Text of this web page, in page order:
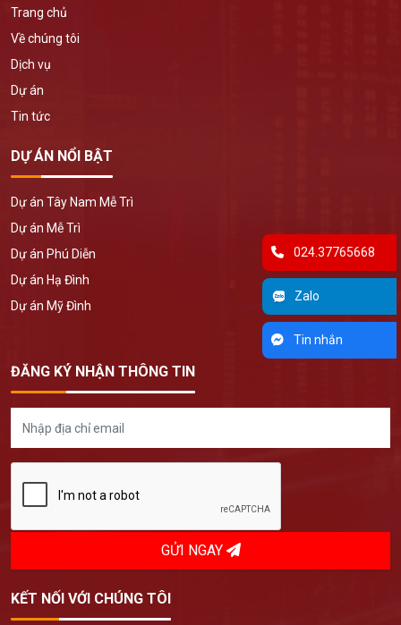
Trang chủ
Về chúng tôi
Dịch vụ
Dự án
Tin tức
DỰ ÁN NỔI BẬT
Dự án Tây Nam Mễ Trì
Dự án Mễ Trì
Dự án Phú Diễn
Dự án Hạ Đình
Dự án Mỹ Đình
ĐĂNG KÝ NHẬN THÔNG TIN
GỬI NGAY
KẾT NỐI VỚI CHÚNG TÔI
024.37765668
Zalo
Tin nhắn